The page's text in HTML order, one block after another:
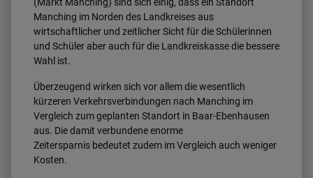
Manching im Norden des Landkreises aus
wirtschaftlicher und zeitlicher Sicht für die Schülerinnen
und Schüler aber auch für die Landkreiskasse die bessere
Wahl ist.
Überzeugend wirken sich vor allem die wesentlich
kürzeren Verkehrsverbindungen nach Manching im
Vergleich zum geplanten Standort in Baar-Ebenhausen
aus. Die damit verbundene enorme
Zeitersparnis bedeutet zudem im Vergleich auch weniger
Kosten.